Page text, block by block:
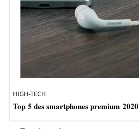
HIGH-TECH
Top 5 des smartphones premium 2020